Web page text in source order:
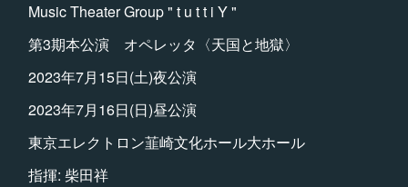
Music Theater Group " t u t t i Y "
第3期本公演 オペレッタ〈天国と地獄〉
2023年7月15日(土)夜公演
2023年7月16日(日)昼公演
東京エレクトロン韮崎文化ホール大ホール
指揮: 柴田祥